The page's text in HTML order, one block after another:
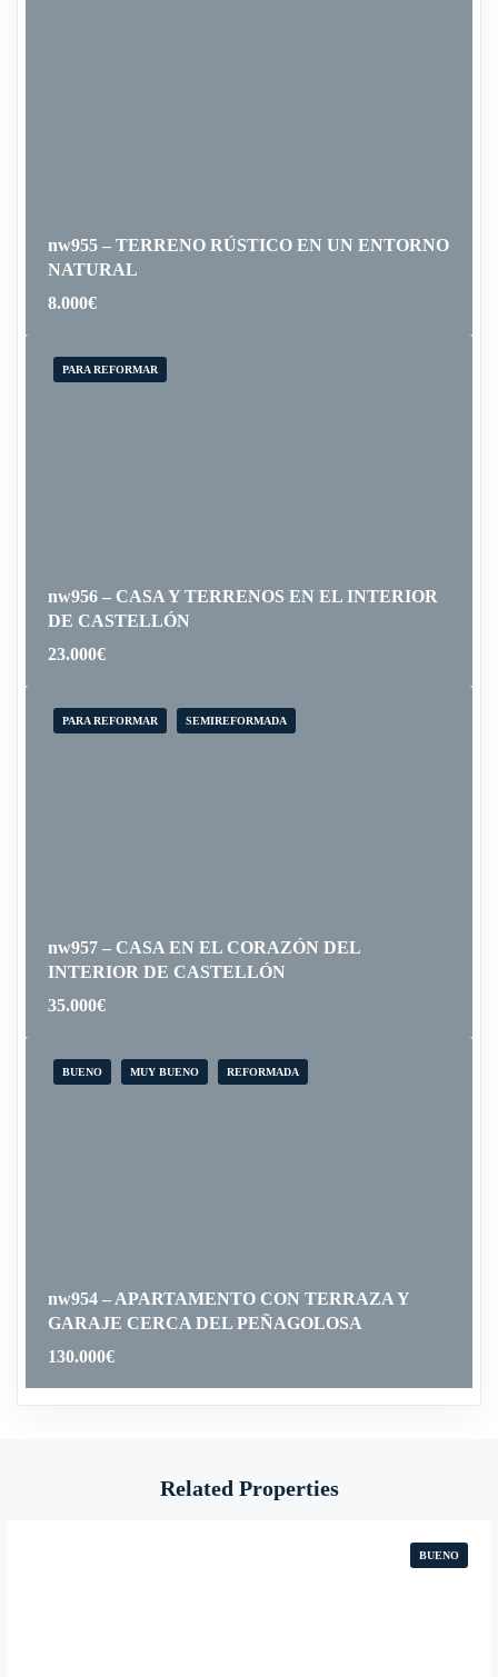
nw955 – TERRENO RÚSTICO EN UN ENTORNO
NATURAL
8.000€
PARA REFORMAR
nw956 – CASA Y TERRENOS EN EL INTERIOR
DE CASTELLÓN
23.000€
PARA REFORMAR SEMIREFORMADA
nw957 – CASA EN EL CORAZÓN DEL
INTERIOR DE CASTELLÓN
35.000€
BUENO MUY BUENO REFORMADA
nw954 – APARTAMENTO CON TERRAZA Y
GARAJE CERCA DEL PEÑAGOLOSA
130.000€
Related Properties
BUENO